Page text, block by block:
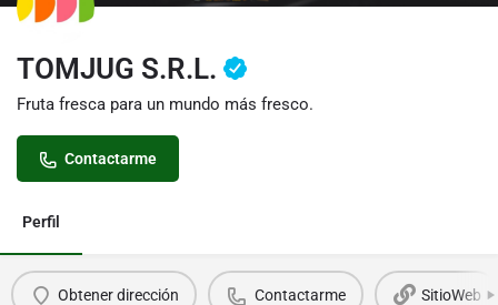
TOMJUG S.R.L.
Fruta fresca para un mundo más fresco.
Contactarme
Perfil
Obtener dirección Contactarme SitioWeb